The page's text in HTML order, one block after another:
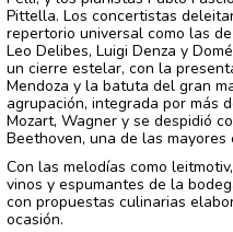
Pittella. Los concertistas
repertorio universal como las
Leo Delibes, Luigi Denza y
un cierre estelar, con la
Mendoza y la batuta del gran
agrupación, integrada por más
Mozart, Wagner y se despidió
Beethoven, una de las
Con las melodías como
vinos y espumantes de la
con propuestas culinarias
ocasión.